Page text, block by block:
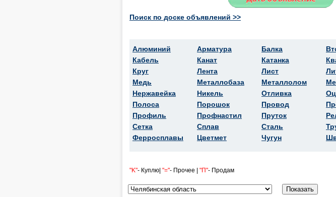
Поиск по доске объявлений >>
Алюминий
Кабель
Круг
Медь
Нержавейка
Полоса
Профиль
Сетка
Ферросплавы
Арматура
Канат
Лента
Металлобаза
Никель
Порошок
Профнастил
Сплав
Цветмет
Балка
Катанка
Лист
Металлолом
Отливка
Провод
Пруток
Сталь
Чугун
"K"- Куплю| "="- Прочее | "П"- Продам